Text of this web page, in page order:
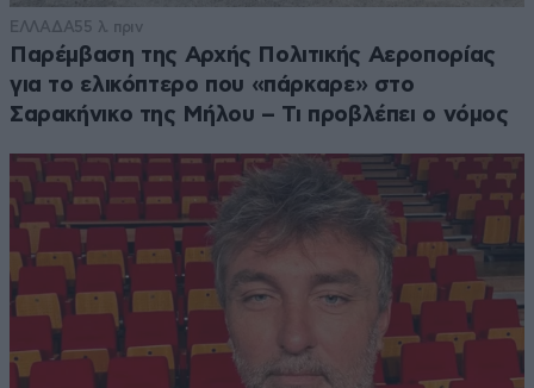
ΕΛΛΑΔΑ55 λ. πριν
Παρέμβαση της Αρχής Πολιτικής Αεροπορίας
για το ελικόπτερο που «πάρκαρε» στο
Σαρακήνικο της Μήλου – Τι προβλέπει ο νόμος